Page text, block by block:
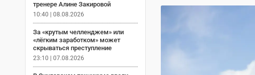
тренере Алине Закировой
10:40 | 08.08.2026
За «крутым челленджем» или
«лёгким заработком» может
скрываться преступление
23:10 | 07.08.2026